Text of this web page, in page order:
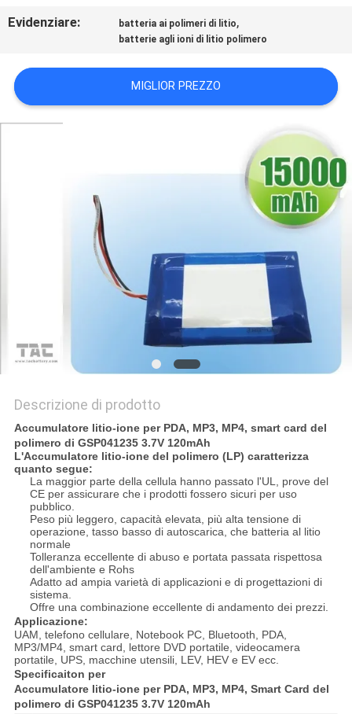
CITAZIONE
Evidenziare: batteria ai polimeri di litio,
batterie agli ioni di litio polimero
MIGLIOR PREZZO
Descrizione di prodotto
Accumulatore litio-ione per PDA, MP3, MP4, smart card del
polimero di GSP041235 3.7V 120mAh
L'Accumulatore litio-ione del polimero (LP) caratterizza
quanto segue:
La maggior parte della cellula hanno passato l'UL, prove del
CE per assicurare che i prodotti fossero sicuri per uso
pubblico.
Peso più leggero, capacità elevata, più alta tensione di
operazione, tasso basso di autoscarica, che batteria al litio
normale
Tolleranza eccellente di abuso e portata passata rispettosa
dell'ambiente e Rohs
Adatto ad ampia varietà di applicazioni e di progettazioni di
sistema.
Offre una combinazione eccellente di andamento dei prezzi.
Applicazione:
UAM, telefono cellulare, Notebook PC, Bluetooth, PDA,
MP3/MP4, smart card, lettore DVD portatile, videocamera
portatile, UPS, macchine utensili, LEV, HEV e EV ecc.
Specificaiton per
Accumulatore litio-ione per PDA, MP3, MP4, Smart Card del
polimero di GSP041235 3.7V 120mAh